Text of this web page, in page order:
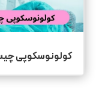
کولونوسکوپی